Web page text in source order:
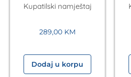
Kupatilski namještaj
289,00 KM
Dodaj u korpu